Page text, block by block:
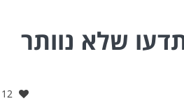
שלא נוותר
אהבו:
12